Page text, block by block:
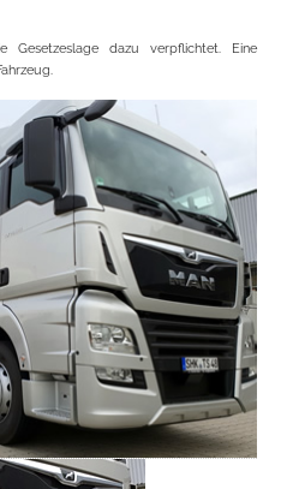
dazu verpflichtet. Eine